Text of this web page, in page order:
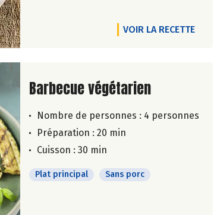
VOIR LA RECETTE
Lire la suite de la recette
Barbecue végétarien
Nombre de personnes : 4 personnes
Préparation : 20 min
Cuisson : 30 min
Plat principal Sans porc